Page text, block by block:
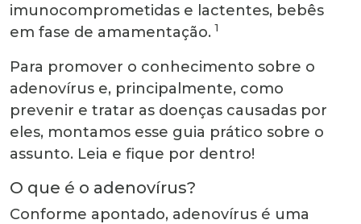
imunocomprometidas e lactentes, bebês
em fase de amamentação. 1
Para promover o conhecimento sobre o
adenovírus e, principalmente, como
prevenir e tratar as doenças causadas por
eles, montamos esse guia prático sobre o
assunto. Leia e fique por dentro!
O que é o adenovírus?
Conforme apontado, adenovírus é uma